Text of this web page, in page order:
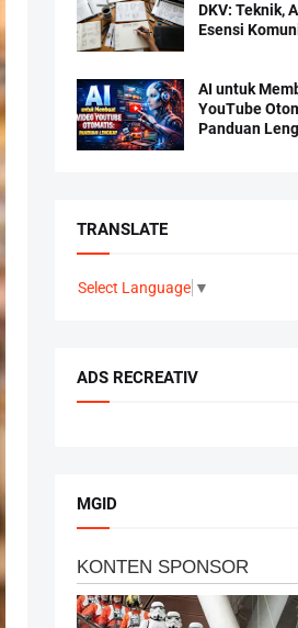
DKV: Teknik,
Esensi
AI untuk
YouTube
Panduan
TRANSLATE
Select Language ▼
ADS RECREATIV
MGID